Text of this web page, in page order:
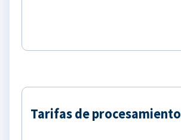
Tarifas de